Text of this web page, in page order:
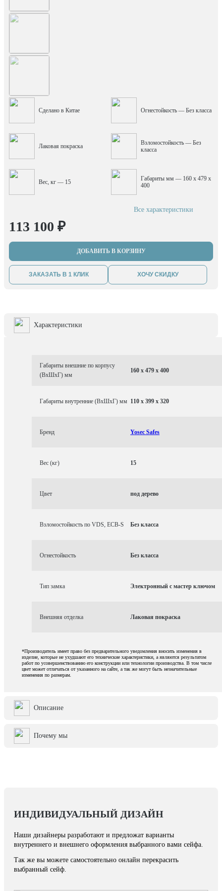
Сделано в Китае Огнестойкость — Без класса
Лаковая покраска
Взломостойкость — Без
класса
Вес, кг — 15
Габариты мм — 160 x 479 x
400
Все характеристики
113 100 ₽
ДОБАВИТЬ В КОРЗИНУ
ЗАКАЗАТЬ В 1 КЛИК ХОЧУ СКИДКУ
Характеристики
Габариты внешние по корпусу
(ВхШхГ) мм
160 x 479 x 400
Габариты внутренние (ВхШхГ) мм 110 x 399 x 320
Бренд Yosec Safes
Вес (кг) 15
Цвет под дерево
Взломостойкость по VDS, ECB-S Без класса
Огнестойкость Без класса
Тип замка Электронный с мастер ключом
Внешняя отделка Лаковая покраска
*Производитель имеет право без предварительного уведомления вносить изменения в
изделие, которые не ухудшают его технические характеристики, а являются результатом
работ по усовершенствованию его конструкции или технологии производства. В том числе
цвет может отличаться от указанного на сайте, а так же могут быть незначительные
изменения по размерам.
Описание
Почему мы
ИНДИВИДУАЛЬНЫЙ ДИЗАЙН
Наши дизайнеры разработают и предложат варианты
внутреннего и внешнего оформления выбранного вами сейфа.
Так же вы можете самостоятельно онлайн перекрасить
выбранный сейф.